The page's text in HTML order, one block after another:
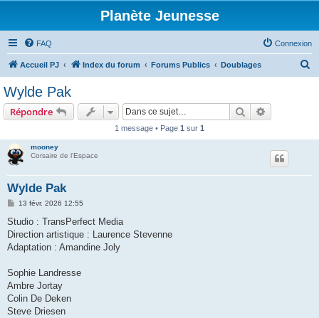
Planète Jeunesse
FAQ Connexion
Accueil PJ Index du forum Forums Publics Doublages
Wylde Pak
Répondre Rechercher
1 message • Page 1 sur 1
mooney
Corsaire de l'Espace
Wylde Pak
M
s
a
g
13 févr. 2026 12:55
Studio : TransPerfect Media
Direction artistique : Laurence Stevenne
Adaptation : Amandine Joly
Sophie Landresse
Ambre Jortay
Colin De Deken
Steve Driesen